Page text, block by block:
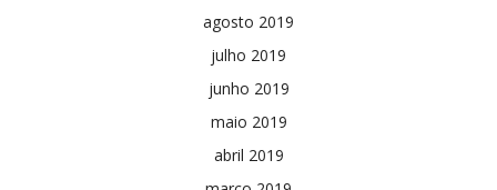
agosto 2019
julho 2019
junho 2019
maio 2019
abril 2019